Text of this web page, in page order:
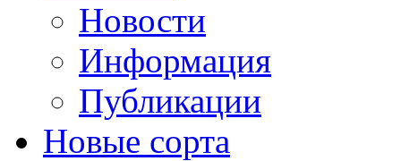
Новости
Информация
Публикации
Новые сорта